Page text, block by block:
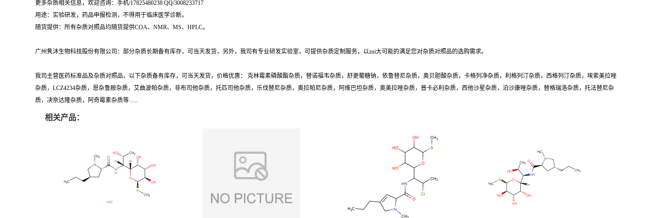
更多杂质相关信息，欢迎咨询：手机/17825480238 QQ/3008233717
用途：实验研发，药品申报检测，不得用于临床医学诊断。
随货提供：所有杂质对照品均随货提供COA、NMR、MS、HPLC。
广州隽沐生物科技股份有限公司：部分杂质长期备有库存，可当天发货，另外，我司有专业研发实验室，可提供杂质定制服务，以zui大可能的满足您对杂质对照品的选购需求。
我司主营医药标准品及杂质对照品，以下杂质备有库存，可当天发货，价格优惠： 克林霉素磷酸酯杂质，替诺福韦杂质，舒更葡糖钠，依鲁替尼杂质，奥贝胆酸杂质，卡格列净杂质，利格列汀杂质，西格列汀杂质，埃索美拉唑
杂质，LCZ4234杂质，恩杂鲁胺杂质，艾曲波帕杂质，非布司他杂质，托匹司他杂质，乐伐替尼杂质，奥拉帕尼杂质，阿维巴坦杂质，奥美拉唑杂质，普卡必利杂质，西他沙星杂质，泊沙康唑杂质，替格瑞洛杂质，托法替尼杂
质，决奈达隆杂质，阿奇霉素杂质等......
相关产品：